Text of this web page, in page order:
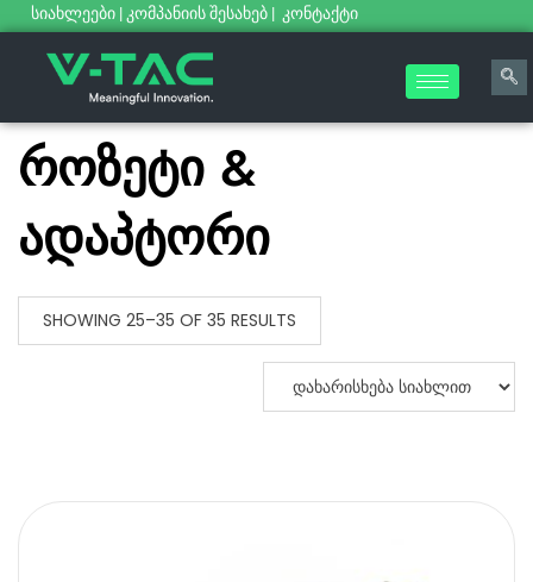
სიახლეები | კომპანიის შესახებ | კონტაქტი
როზეტი &
ადაპტორი
SHOWING 25–35 OF 35 RESULTS